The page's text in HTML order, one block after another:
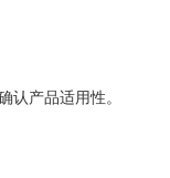
认产品适用性。